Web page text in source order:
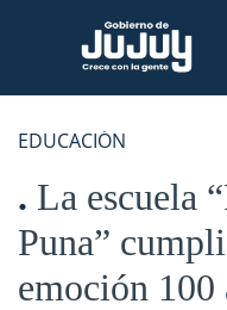
EDUCACIÓN
La escuela
Puna”
emoción 100